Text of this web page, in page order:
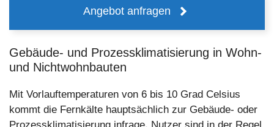
Angebot anfragen
Gebäude- und Prozessklimatisierung in Wohn-
und Nichtwohnbauten
Mit Vorlauftemperaturen von 6 bis 10 Grad Celsius
kommt die Fernkälte hauptsächlich zur Gebäude- oder